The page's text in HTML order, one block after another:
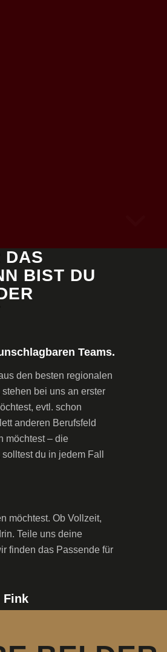
DAS
BIST DU
Teams.
den besten regionalen
bei uns an erster
evtl. schon
anderen Berufsfeld
möchtest – die
du in jedem Fall
möchtest. Ob Vollzeit,
Teile uns deine
finden das Passende für
Fink